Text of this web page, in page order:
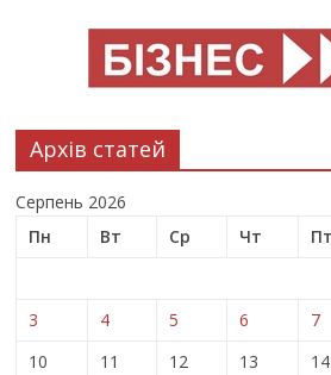
Архів статей
Серпень 2026
Пн
Вт Ср Чт Пт
3
4 5 6 7
10
11 12 13 14